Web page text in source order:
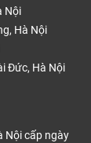
Nội
Hà Nội
Đức, Hà Nội
Nội cấp ngày